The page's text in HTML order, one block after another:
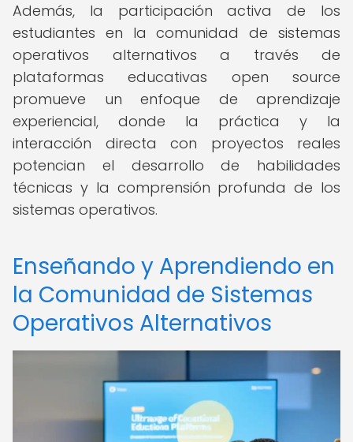
Además, la participación activa de los
estudiantes en la comunidad de sistemas
operativos alternativos a través de
plataformas educativas open source
promueve un enfoque de aprendizaje
experiencial, donde la práctica y la
interacción directa con proyectos reales
potencian el desarrollo de habilidades
técnicas y la comprensión profunda de los
sistemas operativos.
Enseñando y Aprendiendo en
la Comunidad de Sistemas
Operativos Alternativos